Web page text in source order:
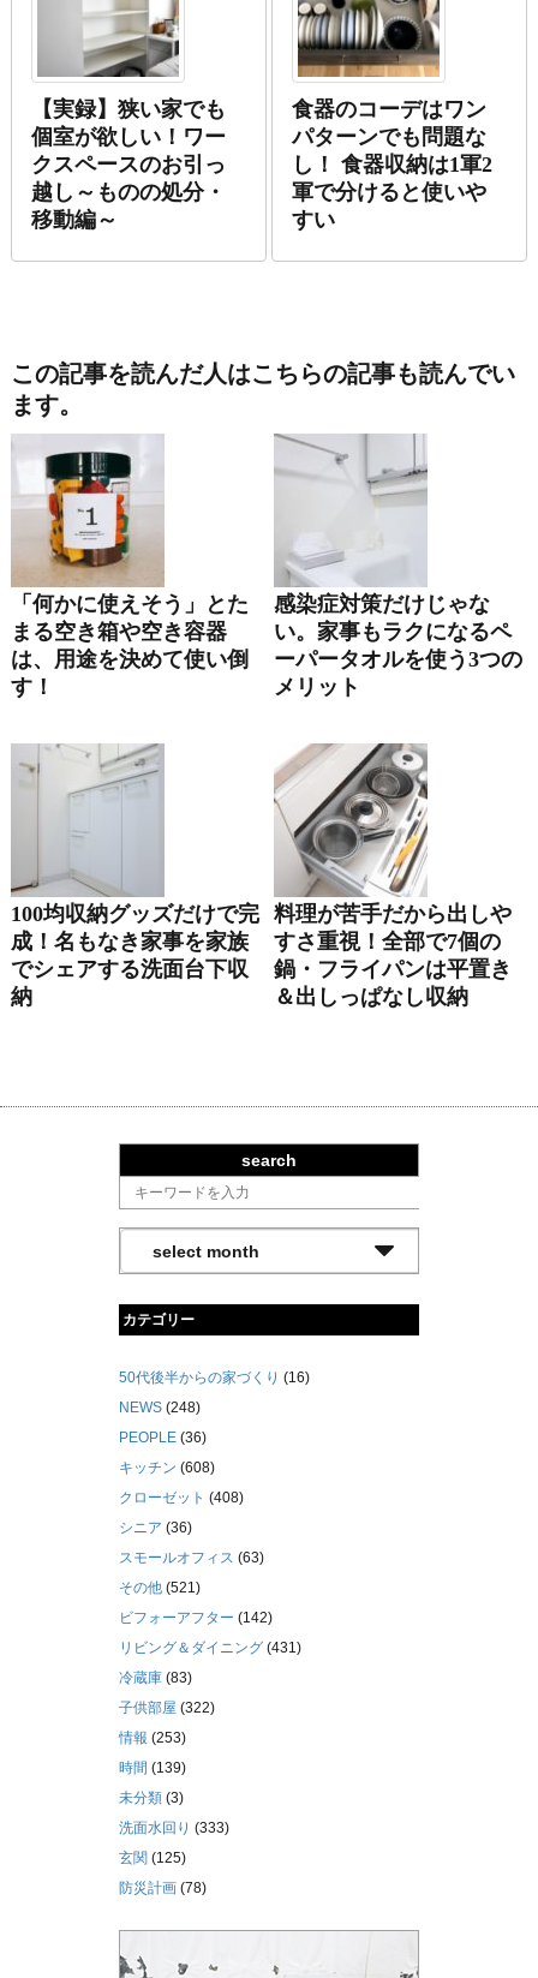
【実録】狭い家でも
個室が欲しい！ワー
クスペースのお引っ
越し～ものの処分・
移動編～
食器のコーデはワン
パターンでも問題な
し！ 食器収納は1軍2
軍で分けると使いや
すい
この記事を読んだ人はこちらの記事も読んでい
ます。
「何かに使えそう」とた
まる空き箱や空き容器
は、用途を決めて使い倒
す！
感染症対策だけじゃな
い。家事もラクになるペ
ーパータオルを使う3つの
メリット
100均収納グッズだけで完
成！名もなき家事を家族
でシェアする洗面台下収
納
料理が苦手だから出しや
すさ重視！全部で7個の
鍋・フライパンは平置き
＆出しっぱなし収納
search
カテゴリー
50代後半からの家づくり (16)
NEWS (248)
PEOPLE (36)
キッチン (608)
クローゼット (408)
シニア (36)
スモールオフィス (63)
その他 (521)
ビフォーアフター (142)
リビング＆ダイニング (431)
冷蔵庫 (83)
子供部屋 (322)
情報 (253)
時間 (139)
未分類 (3)
洗面水回り (333)
玄関 (125)
防災計画 (78)